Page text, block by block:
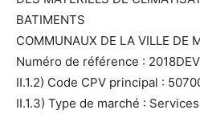
BATIMENTS
COMMUNAUX DE LA VILLE DE
Numéro de référence :
II.1.2) Code CPV principal :
II.1.3) Type de marché :